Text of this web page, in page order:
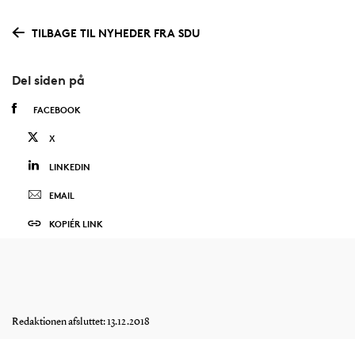
TILBAGE TIL NYHEDER FRA SDU
Del siden på
FACEBOOK
X
LINKEDIN
EMAIL
KOPIÉR LINK
Redaktionen afsluttet: 13.12.2018